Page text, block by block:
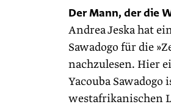
Der Mann, der die
Andrea Jeska hat
Sawadogo für die
nachzulesen. Hier
Yacouba
westafrikanischen